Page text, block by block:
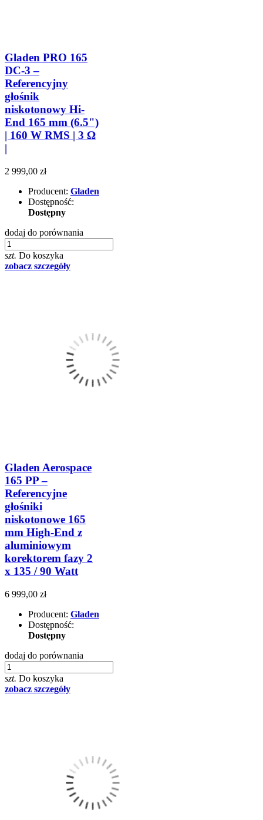
Gladen PRO 165
DC-3 –
Referencyjny
głośnik
niskotonowy Hi-
End 165 mm (6.5")
| 160 W RMS | 3 Ω
|
2 999,00 zł
Producent: Gladen
Dostępność:
Dostępny
dodaj do porównania
szt. Do koszyka
zobacz szczegóły
Gladen Aerospace
165 PP –
Referencyjne
głośniki
niskotonowe 165
mm High-End z
aluminiowym
korektorem fazy 2
x 135 / 90 Watt
6 999,00 zł
Producent: Gladen
Dostępność:
Dostępny
dodaj do porównania
szt. Do koszyka
zobacz szczegóły